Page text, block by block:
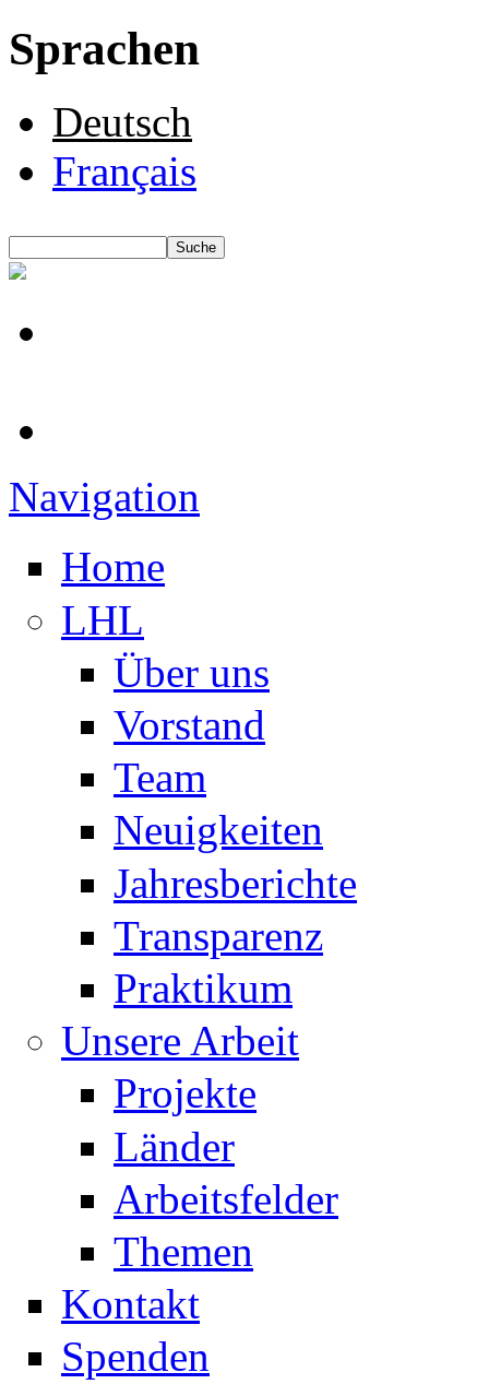
Sprachen
Deutsch
Français
Navigation
Home
LHL
Über uns
Vorstand
Team
Neuigkeiten
Jahresberichte
Transparenz
Praktikum
Unsere Arbeit
Projekte
Länder
Arbeitsfelder
Themen
Kontakt
Spenden